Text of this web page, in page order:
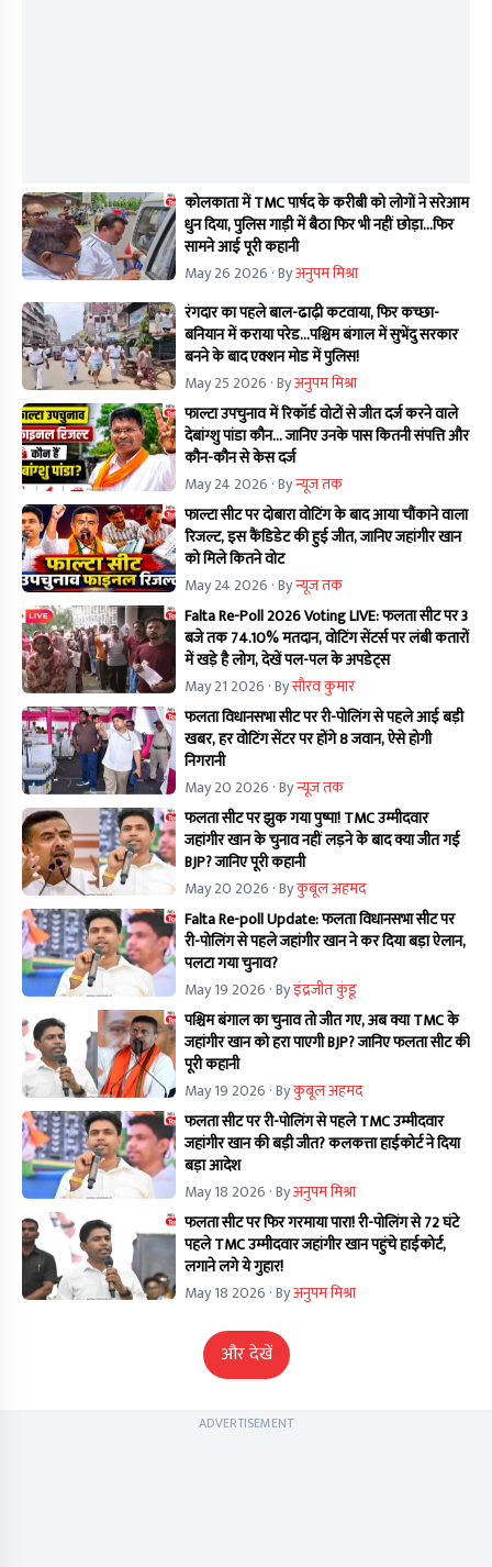
कोलकाता में TMC पार्षद के करीबी को लोगों ने सरेआम
धुन दिया, पुलिस गाड़ी में बैठा फिर भी नहीं छोड़ा...फिर
सामने आई पूरी कहानी
May 26 2026 · Byअनुपम मिश्रा
रंगदार का पहले बाल-ढाढ़ी कटवाया, फिर कच्छा-
बनियान में कराया परेड...पश्चिम बंगाल में सुभेंदु सरकार
बनने के बाद एक्शन मोड में पुलिस!
May 25 2026 · Byअनुपम मिश्रा
फाल्टा उपचुनाव में रिकॉर्ड वोटों से जीत दर्ज करने वाले
देबांग्शु पांडा कौन… जानिए उनके पास कितनी संपत्ति और
कौन-कौन से केस दर्ज
May 24 2026 · Byन्यूज तक
फाल्टा सीट पर दोबारा वोटिंग के बाद आया चौंकाने वाला
रिजल्ट, इस कैंडिडेट की हुई जीत, जानिए जहांगीर खान
को मिले कितने वोट
May 24 2026 · Byन्यूज तक
Falta Re-Poll 2026 Voting LIVE: फलता सीट पर 3
बजे तक 74.10% मतदान, वोटिंग सेंटर्स पर लंबी कतारों
में खड़े है लोग, देखें पल-पल के अपडेट्स
May 21 2026 · Byसौरव कुमार
फलता विधानसभा सीट पर री-पोलिंग से पहले आई बड़ी
खबर, हर वोटिंग सेंटर पर होंगे 8 जवान, ऐसे होगी
निगरानी
May 20 2026 · Byन्यूज तक
फलता सीट पर झुक गया पुष्पा! TMC उम्मीदवार
जहांगीर खान के चुनाव नहीं लड़ने के बाद क्या जीत गई
BJP? जानिए पूरी कहानी
May 20 2026 · Byकुबूल अहमद
Falta Re-poll Update: फलता विधानसभा सीट पर
री-पोलिंग से पहले जहांगीर खान ने कर दिया बड़ा ऐलान,
पलटा गया चुनाव?
May 19 2026 · Byइंद्रजीत कुंडू
पश्चिम बंगाल का चुनाव तो जीत गए, अब क्या TMC के
जहांगीर खान को हरा पाएगी BJP? जानिए फलता सीट की
पूरी कहानी
May 19 2026 · Byकुबूल अहमद
फलता सीट पर री-पोलिंग से पहले TMC उम्मीदवार
जहांगीर खान की बड़ी जीत? कलकत्ता हाईकोर्ट ने दिया
बड़ा आदेश
May 18 2026 · Byअनुपम मिश्रा
फलता सीट पर फिर गरमाया पारा! री-पोलिंग से 72 घंटे
पहले TMC उम्मीदवार जहांगीर खान पहुंचे हाईकोर्ट,
लगाने लगे ये गुहार!
May 18 2026 · Byअनुपम मिश्रा
और देखें
ADVERTISEMENT